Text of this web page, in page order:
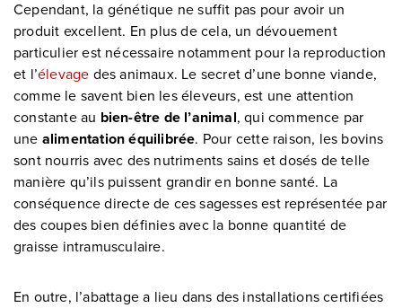
Cependant, la génétique ne suffit pas pour avoir un
produit excellent. En plus de cela, un dévouement
particulier est nécessaire notamment pour la reproduction
et l’élevage des animaux. Le secret d’une bonne viande,
comme le savent bien les éleveurs, est une attention
constante au bien-être de l’animal, qui commence par
une alimentation équilibrée. Pour cette raison, les bovins
sont nourris avec des nutriments sains et dosés de telle
manière qu’ils puissent grandir en bonne santé. La
conséquence directe de ces sagesses est représentée par
des coupes bien définies avec la bonne quantité de
graisse intramusculaire.
En outre, l’abattage a lieu dans des installations certifiées